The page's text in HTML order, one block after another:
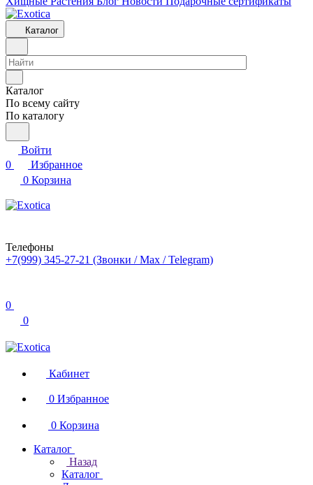
Каталог
Каталог
По всему сайту
По каталогу
Войти
0
Избранное
0 Корзина
Телефоны
+7(999) 345-27-21 (Звонки / Max / Telegram)
0
0
Кабинет
0 Избранное
0 Корзина
Каталог
Назад
Каталог